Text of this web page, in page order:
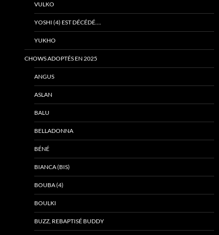
VULKO
YOSHI (4) EST DÉCÉDÉ….
YUKHO
CHOWS ADOPTÉS EN 2025
ANGUS
ASLAN
BALU
BELLADONNA
BÉNÉ
BIANCA (BIS)
BOUBA (4)
BOULKI
BUZZ, REBAPTISÉ BUDDY